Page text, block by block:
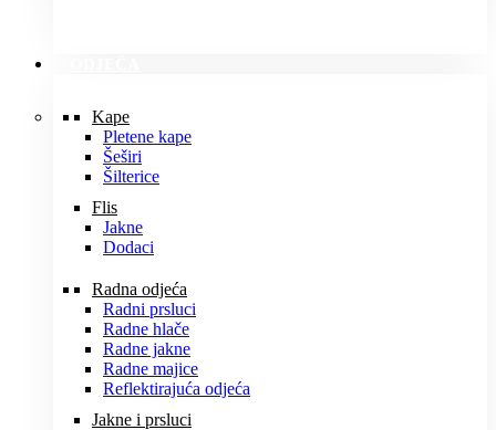
Kape
Pletene kape
Šeširi
Šilterice
Flis
Jakne
Dodaci
Radna odjeća
Radni prsluci
Radne hlače
Radne jakne
Radne majice
Reflektirajuća odjeća
Jakne i prsluci